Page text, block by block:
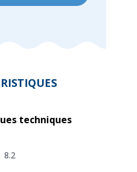
techniques
8.2